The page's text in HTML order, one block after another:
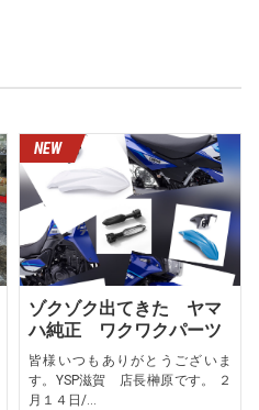
ゾクゾク出てきた ヤマ
ハ純正 ワクワクパーツ
皆様いつもありがとうございま
す。YSP滋賀 店長榊原です。 ２
月１４日/...